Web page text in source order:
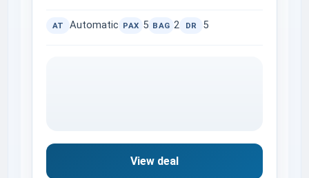
AT Automatic PAX 5 BAG 2 DR 5
View deal